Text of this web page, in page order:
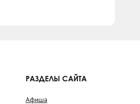
РАЗДЕЛЫ САЙТА
Афиша